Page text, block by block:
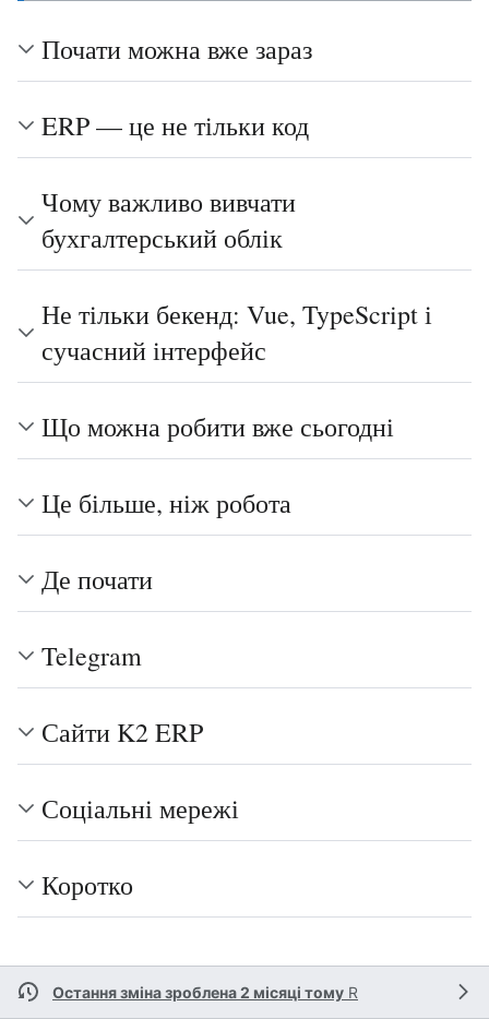
Почати можна вже зараз
ERP — це не тільки код
Чому важливо вивчати
бухгалтерський облік
Не тільки бекенд: Vue, TypeScript і
сучасний інтерфейс
Що можна робити вже сьогодні
Це більше, ніж робота
Де почати
Telegram
Сайти K2 ERP
Соціальні мережі
Коротко
Остання зміна зроблена 2 місяці тому R